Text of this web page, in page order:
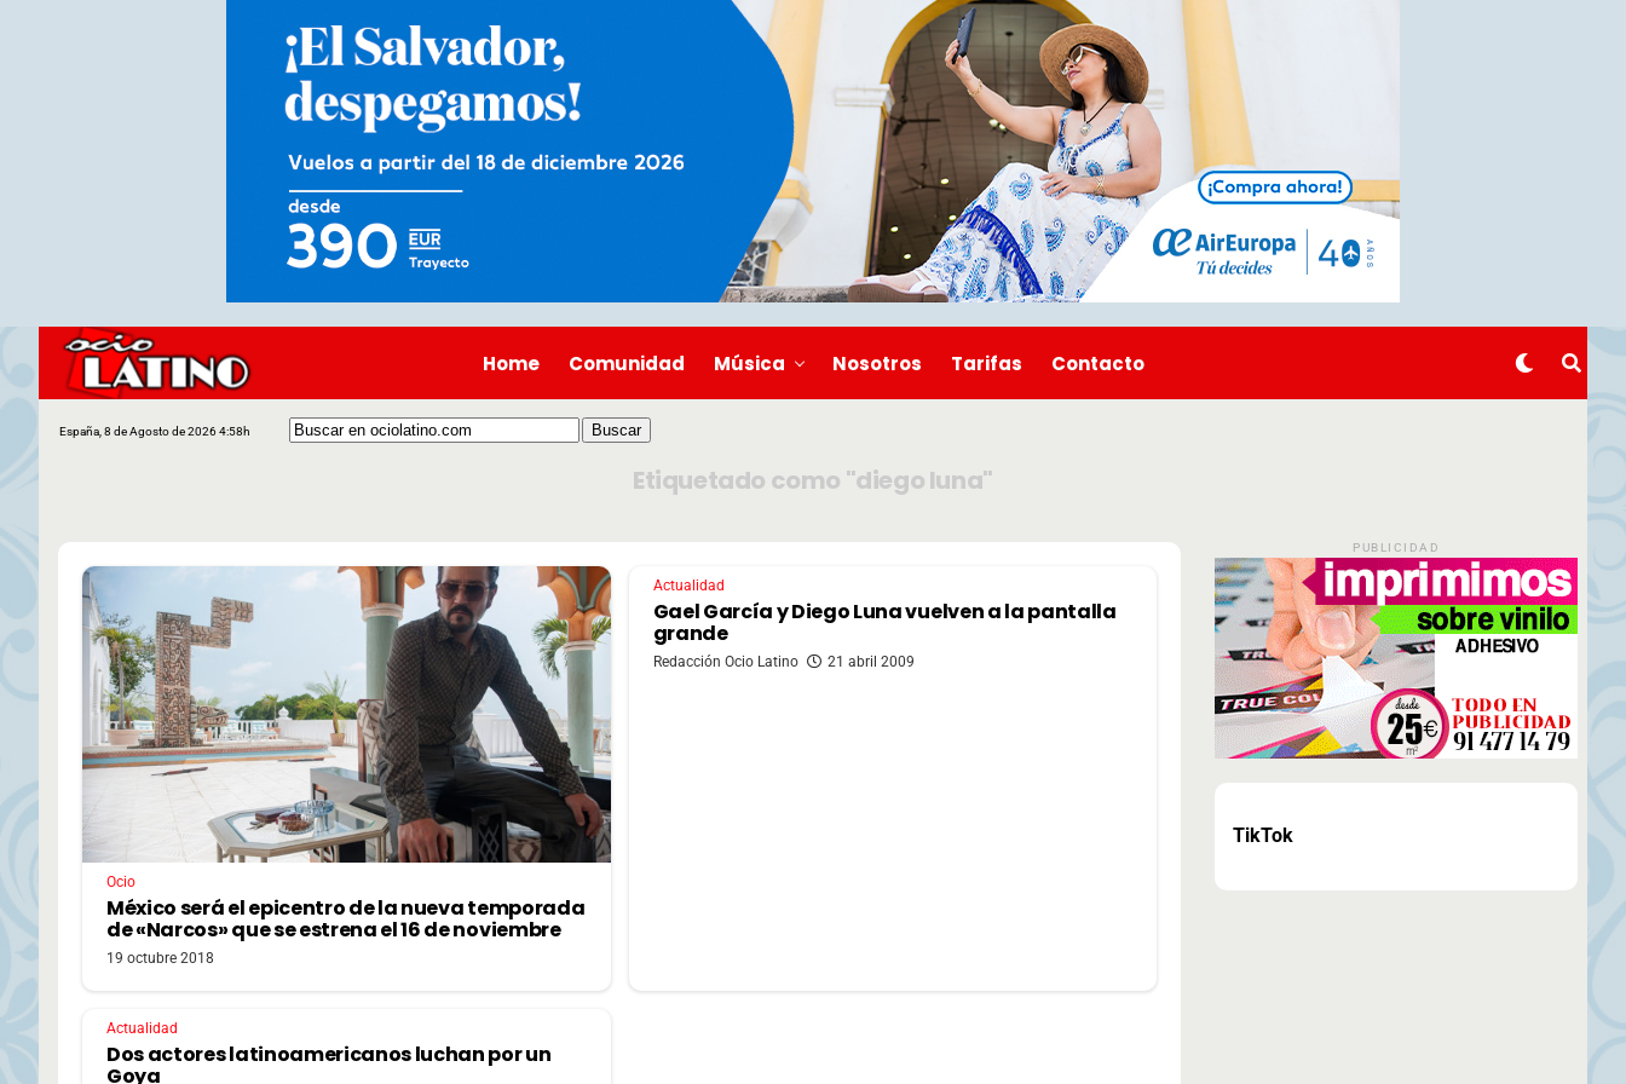
Home Comunidad Música Nosotros Tarifas Contacto
España, 8 de Agosto de 2026 4:58h
Etiquetado como "diego luna"
Ocio
México será el epicentro de la nueva temporada
de «Narcos» que se estrena el 16 de noviembre
19 octubre 2018
Actualidad
Gael García y Diego Luna vuelven a la pantalla
grande
Redacción Ocio Latino 21 abril 2009
Actualidad
Dos actores latinoamericanos luchan por un
Goya
PUBLICIDAD
TikTok